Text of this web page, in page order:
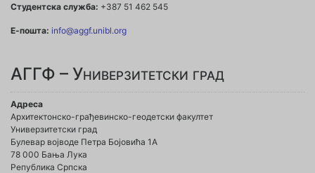
Студентска служба: +387 51 462 545
Е-пошта: info@aggf.unibl.org
АГГФ – Универзитетски град
Адреса
Архитектонско-грађевинско-геодетски факултет
Универзитетски град
Булевар војводе Петра Бојовића 1A
78 000 Бања Лука
Република Српска